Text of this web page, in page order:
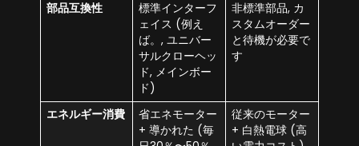
部品互換性
標準インターフ
ェイス (例え
ば。, ユニバー
サルクローヘッ
ド, メインボー
ド)
非標準部品, カ
スタムオーダー
と待機が必要で
す
エネルギー消費
省エネモーター
+ 導かれた (毎
従来のモーター
+ 白熱電球 (高